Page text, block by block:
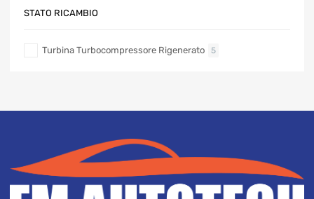
STATO RICAMBIO
Turbina Turbocompressore Rigenerato 5